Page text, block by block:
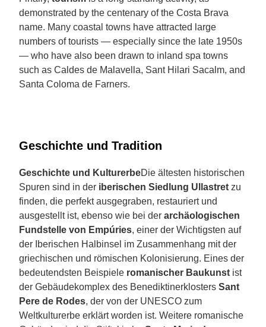
demonstrated by the centenary of the Costa Brava
name. Many coastal towns have attracted large
numbers of tourists — especially since the late 1950s
— who have also been drawn to inland spa towns
such as Caldes de Malavella, Sant Hilari Sacalm, and
Santa Coloma de Farners.
Geschichte und Tradition
Geschichte und KulturerbeDie ältesten historischen
Spuren sind in der iberischen Siedlung Ullastret zu
finden, die perfekt ausgegraben, restauriert und
ausgestellt ist, ebenso wie bei der archäologischen
Fundstelle von Empúries, einer der Wichtigsten auf
der Iberischen Halbinsel im Zusammenhang mit der
griechischen und römischen Kolonisierung. Eines der
bedeutendsten Beispiele romanischer Baukunst ist
der Gebäudekomplex des Benediktinerklosters Sant
Pere de Rodes, der von der UNESCO zum
Weltkulturerbe erklärt worden ist. Weitere romanische